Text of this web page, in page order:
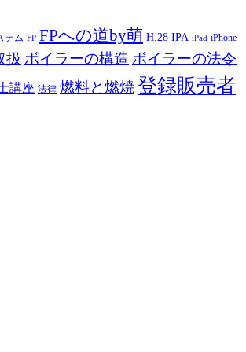
テム FP FPへの道by萌 H.28 IPA iPad iPhone
扱 ボイラーの構造 ボイラーの法令
講座 法律 燃料と燃焼 登録販売者